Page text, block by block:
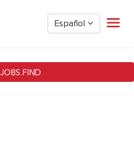
Español
Gestión de Restaurantes
Restaurante por hora
JOBS.FIND